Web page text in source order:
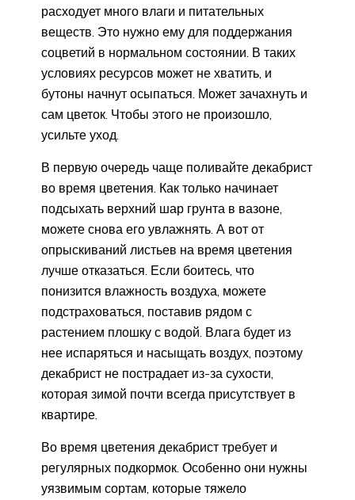
расходует много влаги и питательных
веществ. Это нужно ему для поддержания
соцветий в нормальном состоянии. В таких
условиях ресурсов может не хватить, и
бутоны начнут осыпаться. Может зачахнуть и
сам цветок. Чтобы этого не произошло,
усильте уход.
В первую очередь чаще поливайте декабрист
во время цветения. Как только начинает
подсыхать верхний шар грунта в вазоне,
можете снова его увлажнять. А вот от
опрыскиваний листьев на время цветения
лучше отказаться. Если боитесь, что
понизится влажность воздуха, можете
подстраховаться, поставив рядом с
растением плошку с водой. Влага будет из
нее испаряться и насыщать воздух, поэтому
декабрист не пострадает из-за сухости,
которая зимой почти всегда присутствует в
квартире.
Во время цветения декабрист требует и
регулярных подкормок. Особенно они нужны
уязвимым сортам, которые тяжело